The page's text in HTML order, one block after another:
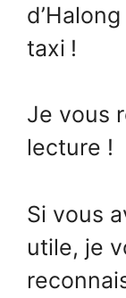
taxi !
Je vous
lecture !
Si vous
utile, je